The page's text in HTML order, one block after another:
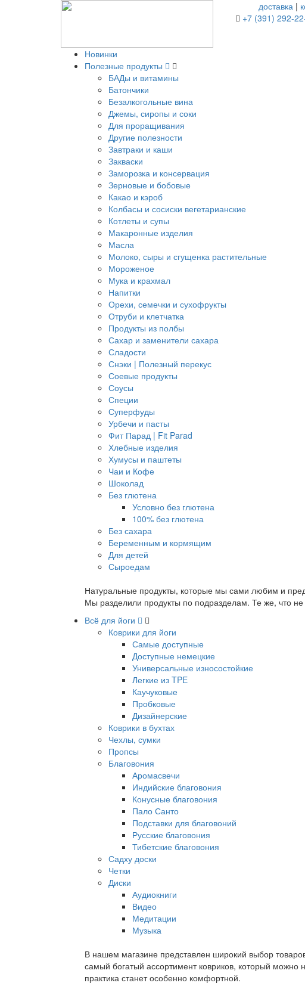
доставка |
+7 (391) 292-
Новинки
Полезные продукты
БАДы и витамины
Батончики
Безалкогольные вина
Джемы, сиропы и соки
Для проращивания
Другие полезности
Завтраки и каши
Закваски
Заморозка и консервация
Зерновые и бобовые
Какао и кэроб
Колбасы и сосиски вегетарианские
Котлеты и супы
Макаронные изделия
Масла
Молоко, сыры и сгущенка растительные
Мороженое
Мука и крахмал
Напитки
Орехи, семечки и сухофрукты
Отруби и клетчатка
Продукты из полбы
Сахар и заменители сахара
Сладости
Снэки | Полезный перекус
Соевые продукты
Соусы
Специи
Суперфуды
Урбечи и пасты
Фит Парад | Fit Parad
Хлебные изделия
Хумусы и паштеты
Чаи и Кофе
Шоколад
Без глютена
Условно без глютена
100% без глютена
Без сахара
Беременным и кормящим
Для детей
Сыроедам
Натуральные продукты, которые мы сами любим и
Мы разделили продукты по подразделам. Те же, что
Всё для йоги
Коврики для йоги
Самые доступные
Доступные немецкие
Универсальные износостойкие
Легкие из TPE
Каучуковые
Пробковые
Дизайнерские
Коврики в бухтах
Чехлы, сумки
Пропсы
Благовония
Аромасвечи
Индийские благовония
Конусные благовония
Пало Санто
Подставки для благовоний
Русские благовония
Тибетские благовония
Садху доски
Четки
Диски
Аудиокниги
Видео
Медитации
Музыка
В нашем магазине представлен широкий выбор
самый богатый ассортимент ковриков, который
практика станет особенно комфортной.